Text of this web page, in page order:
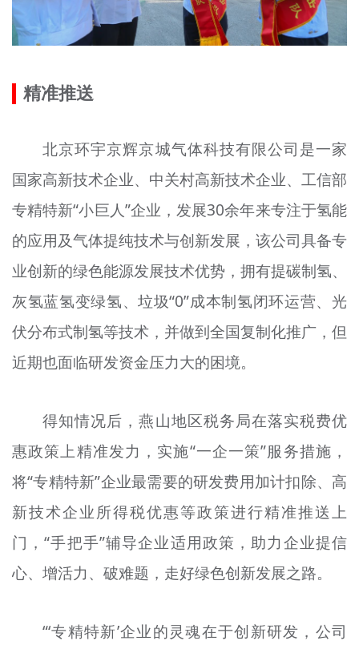
精准推送
北京环宇京辉京城气体科技有限公司是一家
国家高新技术企业、中关村高新技术企业、工信部
专精特新“小巨人”企业，发展30余年来专注于氢能
的应用及气体提纯技术与创新发展，该公司具备专
业创新的绿色能源发展技术优势，拥有提碳制氢、
灰氢蓝氢变绿氢、垃圾“0”成本制氢闭环运营、光
伏分布式制氢等技术，并做到全国复制化推广，但
近期也面临研发资金压力大的困境。
得知情况后，燕山地区税务局在落实税费优
惠政策上精准发力，实施“一企一策”服务措施，
将“专精特新”企业最需要的研发费用加计扣除、高
新技术企业所得税优惠等政策进行精准推送上
门，“手把手”辅导企业适用政策，助力企业提信
心、增活力、破难题，走好绿色创新发展之路。
“‘专精特新’企业的灵魂在于创新研发，公司